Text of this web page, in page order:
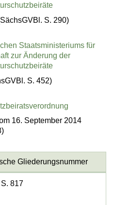
S. 290)
Staatsministeriums für
zur Änderung der
S. 452)
16. September 2014
Gliederungsnummer
817